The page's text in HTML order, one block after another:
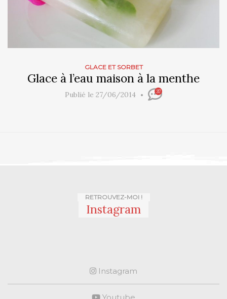
GLACE ET SORBET
Glace à l’eau maison à la menthe
Publié le 27/06/2014 37
RETROUVEZ-MOI !
Instagram
Instagram